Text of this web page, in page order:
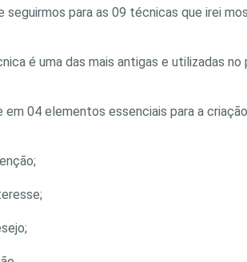
seguirmos para as 09 técnicas que irei
é uma das mais antigas e utilizadas
em 04 elementos essenciais para a